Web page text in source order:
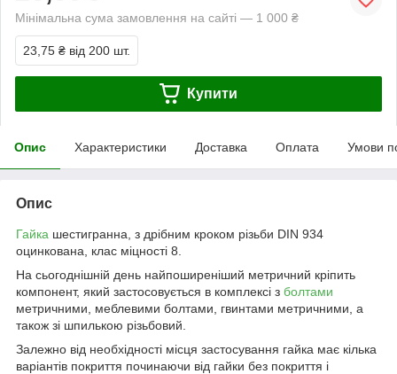
Мінімальна сума замовлення на сайті — 1 000 ₴
23,75 ₴ від 200 шт.
Купити
Опис Характеристики Доставка Оплата Умови
Опис
Гайка шестигранна, з дрібним кроком різьби DIN 934
оцинкована, клас міцності 8.
На сьогоднішній день найпоширеніший метричний кріпить
компонент, який застосовується в комплексі з болтами
метричними, меблевими болтами, гвинтами метричними, а
також зі шпилькою різьбовий.
Залежно від необхідності місця застосування гайка має кілька
варіантів покриття починаючи від гайки без покриття і